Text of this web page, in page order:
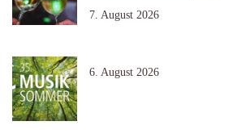
7. August 2026
6. August 2026